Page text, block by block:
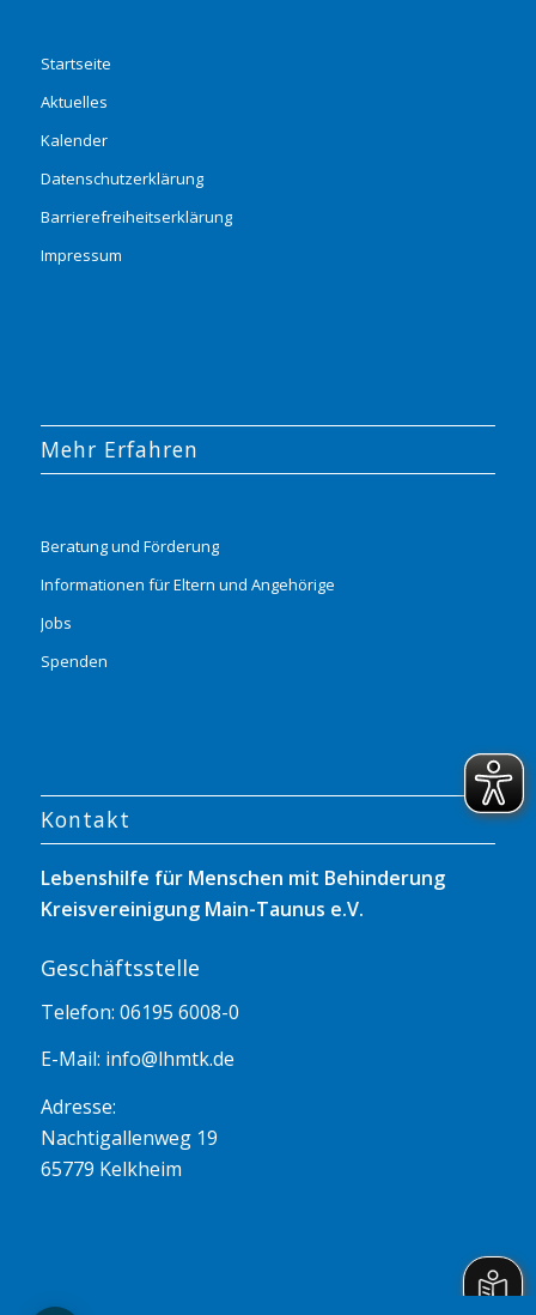
Startseite
Aktuelles
Kalender
Datenschutzerklärung
Barrierefreiheitserklärung
Impressum
Mehr Erfahren
Beratung und Förderung
Informationen für Eltern und Angehörige
Jobs
Spenden
Kontakt
Lebenshilfe für Menschen mit Behinderung
Kreisvereinigung Main-Taunus e.V.
Geschäftsstelle
Telefon: 06195 6008-0
E-Mail: info@lhmtk.de
Adresse:
Nachtigallenweg 19
65779 Kelkheim